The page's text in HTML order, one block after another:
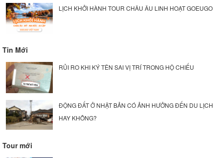
LỊCH KHỞI HÀNH TOUR CHÂU ÂU LINH HOẠT GOEUGO
Tin Mới
RỦI RO KHI KÝ TÊN SAI VỊ TRÍ TRONG HỘ CHIẾU
ĐỘNG ĐẤT Ở NHẬT BẢN CÓ ẢNH HƯỞNG ĐẾN DU LỊCH
HAY KHÔNG?
Tour mới